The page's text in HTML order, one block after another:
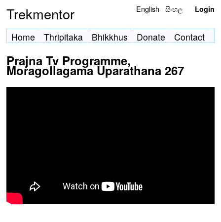
Trekmentor English සිංහල Login
Home Thripitaka Bhikkhus Donate Contact
Prajna Tv Programme,
Moragollagama Uparathana 267